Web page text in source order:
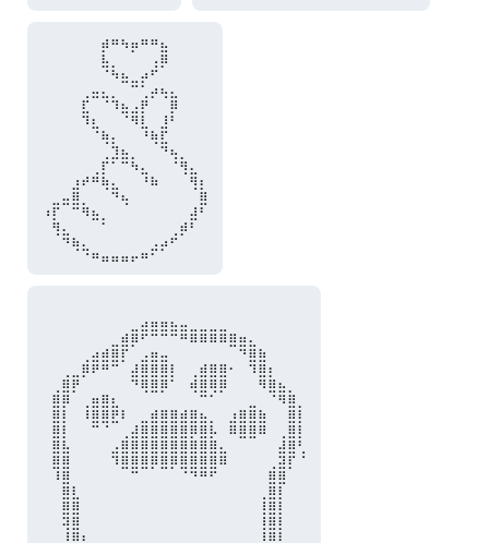
⠀⠀⠀⠀⠀⠀⣴⠶⢦⣤⠶⠶⣄
⠀⠀⠀⠀⠀⠀⣇⠀⠀⠁⠀⢀⣿
⠀⠀⠀⠀⠀⠀⠙⢧⣄⠀⣠⠞⠁
⠀⠀⠀⠀⠀⣀⡀⠀⠉⠛⠃⣠⣄⡀
⠀⠀⠀⠀⡞⠉⠙⢳⣄⢀⡾⠁⠈⣿
⠀⠀⠀⠀⢻⡄⠀⠀⠙⢿⡇⠀⢰⠇
⠀⠀⠀⠀⠀⠙⣦⡀⠀⠀⠹⣦⡟
⠀⠀⠀⠀⠀⠀⠈⢳⣄⠀⠀⠈⠻⣄
⠀⠀⠀⠀⠀⠀⡞⠋⠛⢧⡀⠀⠀⠘⢷⡀
⠀⠀⠀⢠⡴⠾⣧⡀⠀⠀⠹⣦⠀⠀⠈⢿⡄
⠀⠀⣀⣿⠀⠀⠈⠻⣄⠀⠀⠀⠀⠀⠀⠈⣷
⢠⡟⠉⠛⢷⣄⠀⠀⠈⠀⠀⠀⠀⠀⠀⣰⠏
⠀⢷⡀⠀⠀⠉⠃⠀⠀⠀⠀⠀⠀⠀⣴⠏
⠀⠈⠻⣦⡀⠀⠀⠀⠀⠀⠀⢀⣠⠞⠁
⠀⠀⠀⠀⠀⠀⠀⠀⠀⠀⣠⣤⣤⣄⣀⠀⠀⠀⠀⠀⠀⠀⠀⠀⠀⠀⠀
⠀⠀⠀⠀⠀⠀⠀⠀⣴⣿⠟⠛⠛⠛⠿⣿⣿⣿⣿⣶⣤⡀⠀⠀⠀⠀⠀
⠀⠀⠀⠀⠀⣠⣴⣿⡟⠁⢀⣤⣀⠀⠀⠀⠀⠀⠀⠉⠻⣿⣦⠀⠀⠀⠀
⠀⠀⠀⠀⣾⡿⠿⠛⠁⣰⣿⣿⣿⡆⠀⠀⣴⣶⣶⠄⠀⢻⣿⡄⠀⠀⠀
⠀⠀⣾⡿⠁⠀⠀⠀⠀⠻⣿⣿⣿⠃⠀⣼⣿⣿⣿⠀⠀⠀⢿⣷⣄⠀⠀
⠀⣾⣿⠁⠀⣤⣶⡄⠀⠀⠈⠉⠁⠀⠀⠈⠛⠊⠁⠀⠀⠀⠀⠙⢿⣷⠀
⠀⣿⡇⠀⢸⣿⣿⡿⡆⠀⠀⣴⣶⣶⣴⣶⣄⠀⠀⢠⣶⣿⣦⠀⠀⣿⡇
⠀⣿⡇⠀⠀⠛⠙⠉⠀⣰⣿⣿⣿⣿⣿⣿⣿⣇⠀⣿⣿⣿⣿⠀⠀⣿⡇
⠀⣿⣇⠀⠀⠀⠀⢀⣾⣿⣿⣿⣿⣿⣿⣷⣿⣷⡀⠀⠉⠉⠀⠀⣸⣿⠇
⠀⣿⣿⠀⠀⠀⠀⢻⣿⣿⣿⣿⣿⣿⣿⣿⣿⣿⣿⠀⠀⠀⠀⠀⣻⡟⠘
⠀⢹⣿⠀⠀⠀⠀⠀⠉⠛⠉⠁⠉⠁⠙⠻⠿⠟⠀⠀⠀⠀⠀⣾⣿⠁⠀
⠀⠀⣿⡆⠀⠀⠀⠀⠀⠀⠀⠀⠀⠀⠀⠀⠀⠀⠀⠀⠀⠀⠀⣿⡏⠀⠀
⠀⠀⣿⣿⠀⠀⠀⠀⠀⠀⠀⠀⠀⠀⠀⠀⠀⠀⠀⠀⠀⠀⢸⣿⡇⠀⠀
⠀⠀⣻⣿⠀⠀⠀⠀⠀⠀⠀⠀⠀⠀⠀⠀⠀⠀⠀⠀⠀⠀⢸⣿⡇⠀⠀
⠀⠀⢸⣿⡄⠀⠀⠀⠀⠀⠀⠀⠀⠀⠀⠀⠀⠀⠀⠀⠀⠀⢸⣿⡇⠀⠀